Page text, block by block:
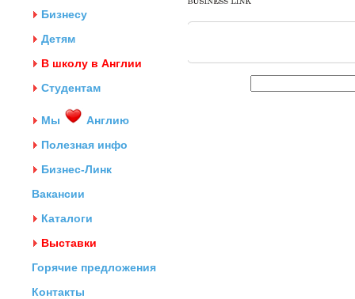
Бизнесу
Детям
В школу в Англии
Студентам
Мы
Англию
Полезная инфо
Бизнес-Линк
Вакансии
Каталоги
Выставки
Горячие предложения
Контакты